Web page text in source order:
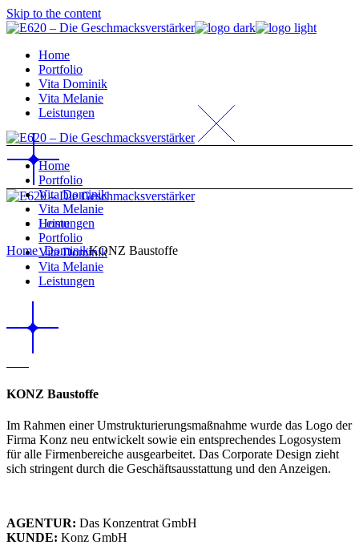
Skip to the content
Home
Portfolio
Vita Dominik
Vita Melanie
Leistungen
Home
Portfolio
Vita Dominik
Vita Melanie
Leistungen
Home
Portfolio
Vita Dominik
Vita Melanie
Leistungen
Home_DominikKONZ Baustoffe
KONZ Baustoffe
Im Rahmen einer Umstrukturierungsmaßnahme wurde das Logo der
Firma Konz neu entwickelt sowie ein entsprechendes Logosystem
für alle Firmenbereiche ausgearbeitet. Das Corporate Design zieht
sich stringent durch die Geschäftsausstattung und den Anzeigen.
AGENTUR: Das Konzentrat GmbH
KUNDE: Konz GmbH